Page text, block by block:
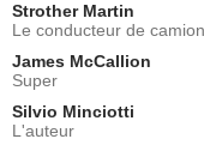
Strother Martin
Le conducteur de camion
James McCallion
Super
Silvio Minciotti
L'auteur